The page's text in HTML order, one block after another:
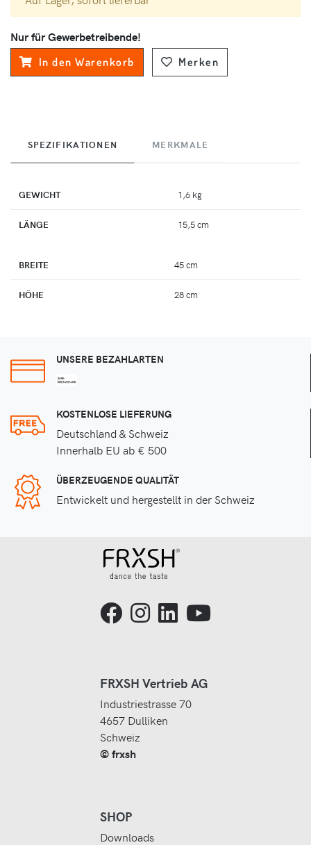
Nur für Gewerbetreibende!
In den Warenkorb Merken
SPEZIFIKATIONEN MERKMALE
GEWICHT 1,6 kg
LÄNGE 15,5 cm
BREITE 45 cm
HÖHE 28 cm
UNSERE BEZAHLARTEN
KOSTENLOSE LIEFERUNG
Deutschland & Schweiz
Innerhalb EU ab € 500
ÜBERZEUGENDE QUALITÄT
Entwickelt und hergestellt in der Schweiz
FRXSH Vertrieb AG
Industriestrasse 70
4657 Dulliken
Schweiz
© frxsh
SHOP
Downloads